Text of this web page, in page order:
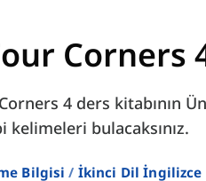
Corners
4 ders kitabının
bulacaksınız.
Bilgisi
İkinci Dil İngilizce